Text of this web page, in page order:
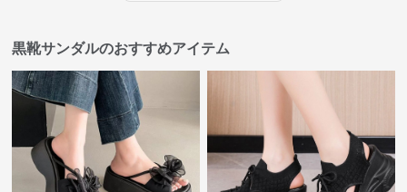
黒靴サンダルのおすすめアイテム